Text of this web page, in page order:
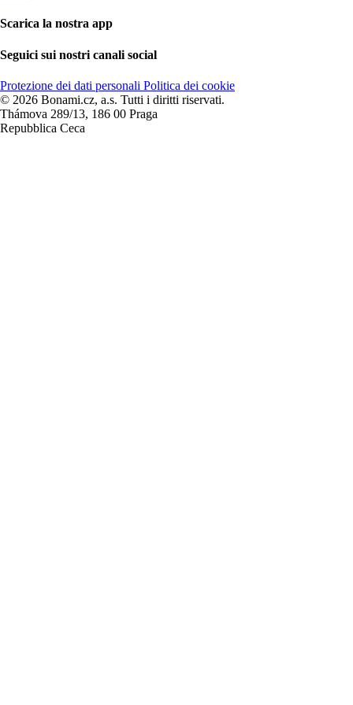
Scarica la nostra app
Seguici sui nostri canali social
Protezione dei dati personali Politica dei cookie
© 2026 Bonami.cz, a.s. Tutti i diritti riservati.
Thámova 289/13, 186 00 Praga
Repubblica Ceca